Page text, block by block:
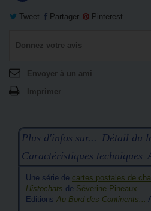
Tweet Partager Pinterest
Donnez votre avis
Envoyer à un ami
Imprimer
Plus d'infos sur... Détail du
Caractéristiques techniques
Une série de cartes postales de
Histochats de Séverine Pineaux.
Editions Au Bord des Continents...